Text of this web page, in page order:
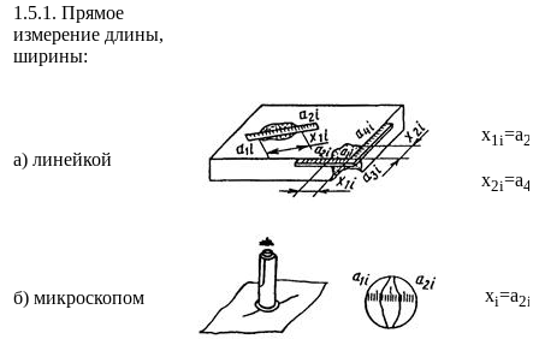
1.5.1. Прямое
измерение длины,
ширины:
а) линейкой
x1i=a2i
x2i=a4i
б) микроскопом xi=a2i